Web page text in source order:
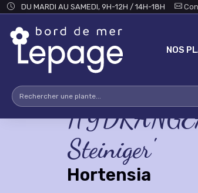
Skip to main content
DU MARDI AU SAMEDI, 9H-12H / 14H-18H
NOS
Steiniger'
Hortensia